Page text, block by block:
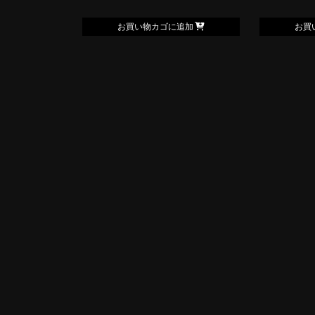
お買い物カゴに追加 お買